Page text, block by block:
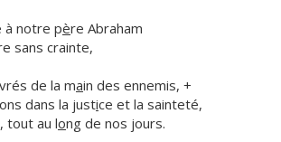
à notre père Abraham
sans crainte,
de la main des ennemis, +
dans la justice et la sainteté,
tout au long de nos jours.